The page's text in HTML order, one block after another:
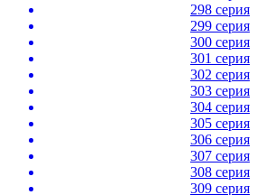
298 серия
299 серия
300 серия
301 серия
302 серия
303 серия
304 серия
305 серия
306 серия
307 серия
308 серия
309 серия